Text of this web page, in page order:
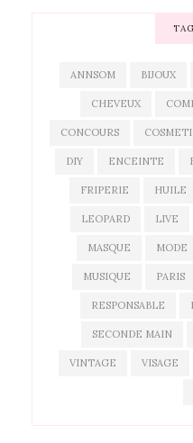
ANNSOM BIJOUX
CHEVEUX
CONCOURS
DIY ENCEINTE
FRIPERIE HUILE
LEOPARD LIVE
MASQUE MODE
MUSIQUE PARIS
RESPONSABLE
SECONDE MAIN
VINTAGE VISAGE